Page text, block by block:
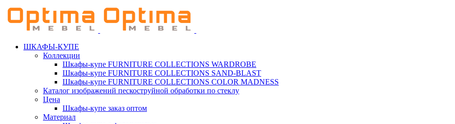
ШКАФЫ-КУПЕ
Коллекции
Шкафы-купе FURNITURE COLLECTIONS WARDROBE
Шкафы-купе FURNITURE COLLECTIONS SAND-BLAST
Шкафы-купе FURNITURE COLLECTIONS COLOR MADNESS
Каталог изображений пескоструйной обработки по стеклу
Цена
Шкафы-купе заказ оптом
Материал